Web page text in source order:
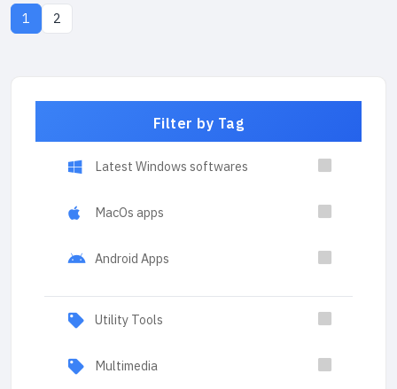
1 2
Filter by Tag
Latest Windows softwares
MacOs apps
Android Apps
Utility Tools
Multimedia